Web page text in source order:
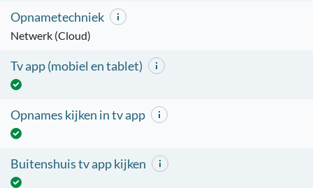
Opnametechniek
Netwerk (Cloud)
Tv app (mobiel en tablet)
Opnames kijken in tv app
Buitenshuis tv app kijken